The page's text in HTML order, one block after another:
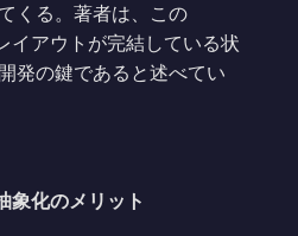
くる。著者は、この
イアウトが完結している状
発の鍵であると述べてい
象化のメリット